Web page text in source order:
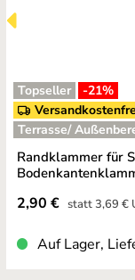
Topseller -21%
Terrasse/
Randklammer für
Verkaufspreis:
2,90 € statt 3,69 €
Auf Lager,